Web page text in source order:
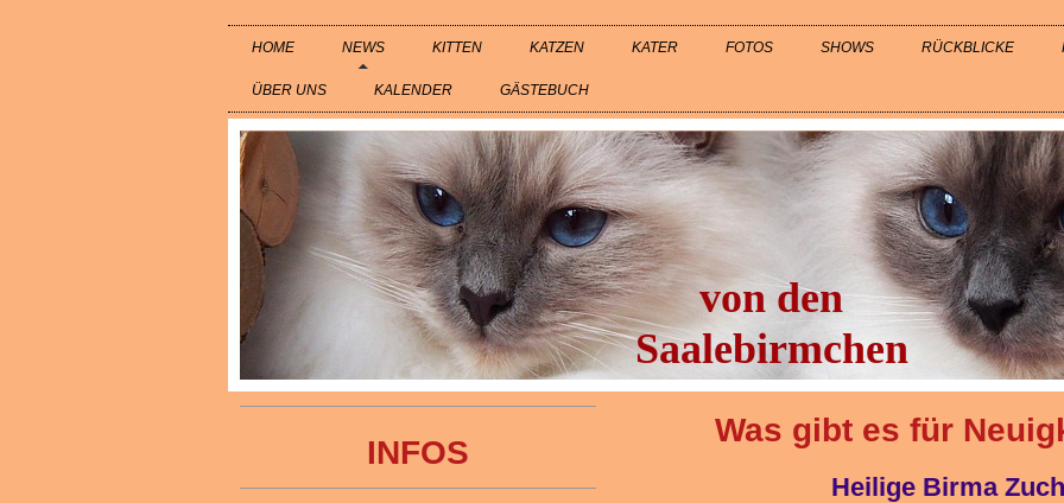
HOME NEWS KITTEN KATZEN KATER FOTOS SHOWS RÜCKBLICKE
ÜBER UNS KALENDER GÄSTEBUCH
von den
Saalebirmchen
Was gibt es für
Heilige Birma
INFOS